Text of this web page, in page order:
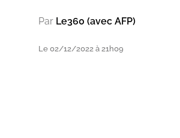
Par Le360 (avec AFP)
Le 02/12/2022 à 21h09